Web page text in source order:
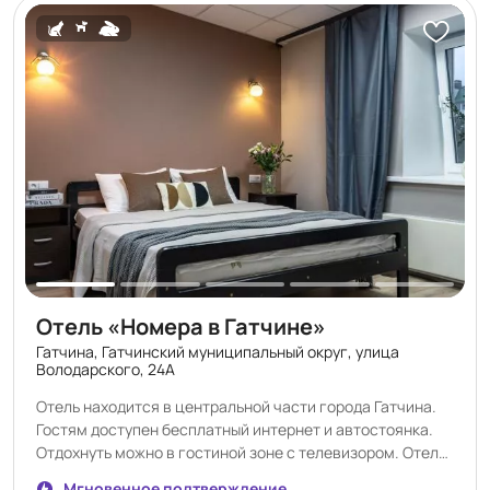
согласованию с отелем Доплата за проживание с
питомцем — 500 руб. в сутки Допустимый вес питомца —
до 15 кг. Максимальное количество питомцев в номере
—1-2 питомца. в зависимости от выбранной категории
номера. При заселении может взиматься возвратный
отдел бронирования по телефону не позднее 19:00
предыдущего дня. Номер телефона для связи
предоставляется в подтверждении бронирования.
Отель «Номера в Гатчине»
Гатчина, Гатчинский муниципальный округ, улица
Володарского, 24А
Отель находится в центральной части города Гатчина.
Гостям доступен бесплатный интернет и автостоянка.
Отдохнуть можно в гостиной зоне с телевизором. Отель